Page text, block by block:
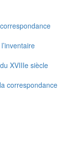
XVIIIe siècle
correspondance